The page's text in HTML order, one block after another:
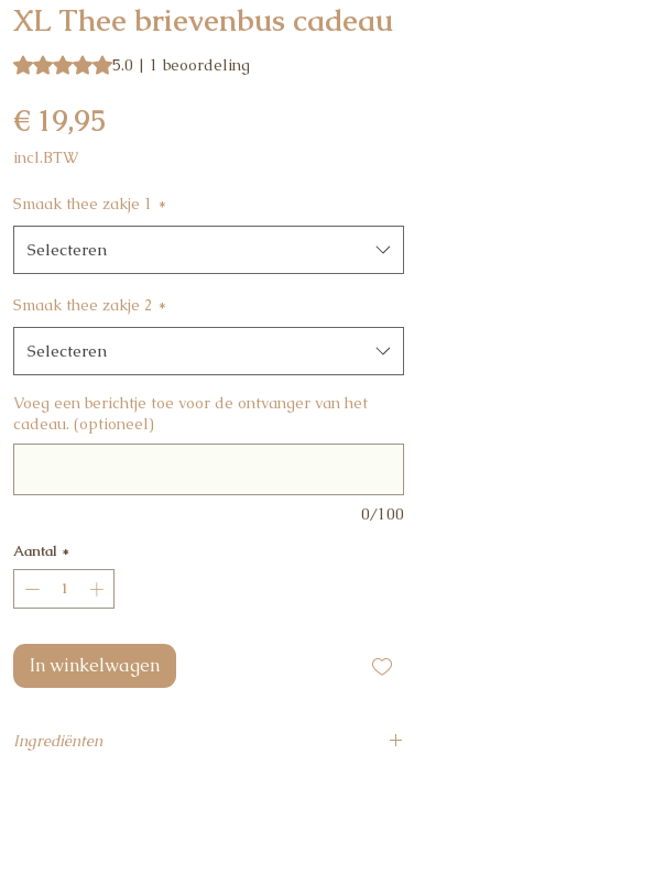
XL Thee brievenbus cadeau
Waardering is 5.0 op vijf sterren op basis van 1 beoordeling
5.0 | 1 beoordeling
€ 19,95
incl.BTW
Smaak thee zakje 1 *
Selecteren
Smaak thee zakje 2 *
Selecteren
Voeg een berichtje toe voor de ontvanger van het
cadeau. (optioneel)
0/100
Aantal *
In winkelwagen
Ingrediënten